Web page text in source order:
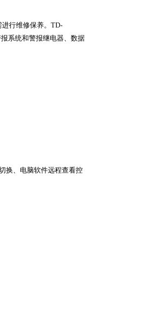
行维修保养。TD-
系统和警报继电器、数据
换、电脑软件远程查看控